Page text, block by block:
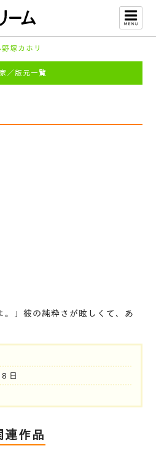
野塚カホリ
／版元一覧
。」彼の純粋さが眩しくて、あ
日
連作品